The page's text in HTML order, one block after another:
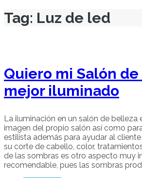
Tag: Luz de led
Quiero mi Salón
mejor iluminado
La iluminación en un salón de belleza
imagen del propio salón así como
estilista además para ayudar al
su corte de cabello, color,
de las sombras es otro aspecto muy
recomendable, pues las sombras